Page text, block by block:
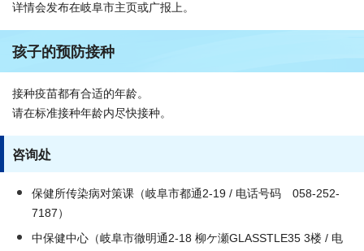
详情会发布在岐阜市主页或广报上。
孩子的预防接种
接种疫苗都有合适的年龄。
请在标准接种年龄内尽快接种。
咨询处
保健所传染病对策课（岐阜市都通2-19 / 电话号码 058-252-
7187）
中保健中心（岐阜市徹明通2-18 柳ケ瀬GLASSTLE35 3楼 / 电